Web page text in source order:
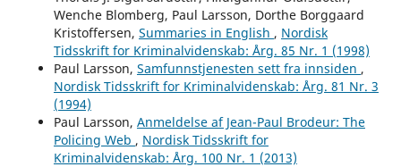
Wenche Blomberg, Paul Larsson, Dorthe Borggaard
Kristoffersen, Summaries in English , Nordisk
Tidsskrift for Kriminalvidenskab: Årg. 85 Nr. 1 (1998)
Paul Larsson, Samfunnstjenesten sett fra innsiden ,
Nordisk Tidsskrift for Kriminalvidenskab: Årg. 81 Nr. 3
(1994)
Paul Larsson, Anmeldelse af Jean-Paul Brodeur: The
Policing Web , Nordisk Tidsskrift for
Kriminalvidenskab: Årg. 100 Nr. 1 (2013)